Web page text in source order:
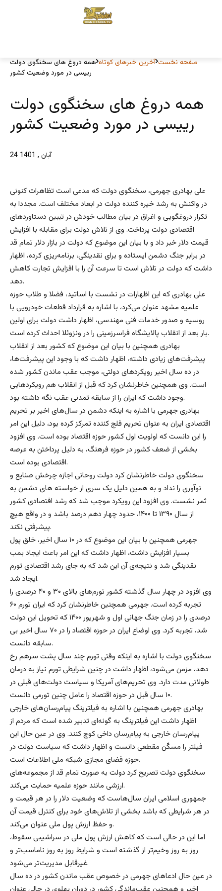
صفحه نخست آخرین خبرهای کوتاه همه دروغ های سخنگوی دولت
رییسی در مورد وضعیت کشور
همه دروغ های سخنگوی دولت
رییسی در مورد وضعیت کشور
24 آبان , 1401
علی بهادری جهرمی، سخنگوی دولت که مدعی است تظاهرات کنونی
در واکنش به رشد خیره کننده دولت در ابعاد مختلف است. مجددا به
تکرار دروغگویی و اغراق در بیان مطالب خودش در تببین دستاوردهای
اقتصادی دولت پرداخت. وی از تلاش دولت برای مقابله با افزایش
قیمت دلار خبر داد و با بیان این موضوع که دولت در بازار دلار تمام قد
در برابر جنگ دشمن ایستاده و برای نقدینگی، برنامه‌ریزی کرده، ‌اظهار
داشت که دولت در تلاش است تا سرعت آن را با افزایش تجارت کاهش
دهد.
علی بهادری که این اظهارات در نشست با اساتید، فضلا و طلاب حوزه
علمیه مشهد عنوان می‌کرد، با اشاره به قرارداد قطعات خودرویی با
روسیه و صدور خدمات فنی مهندسی، اظهار داشت دولت برای اولین
بار بعد از انقلاب پالایشگاه فراسرزمینی را در ونزوئلا احداث کرده است.
بهادری همچنین با بیان این موضوع که کشور بعد از انقلاب
پیشرفت‌های زیادی داشته، اظهار داشت که با وجود این پیشرفت‌ها،
در ده سال اخیر رویکردهای دولتی، موجب عقب ماندن کشور شده
است. وی همچنین خاطرنشان کرد که قبل از انقلاب هم رویکردهایی
وجود داشت که ایران را از سابقه تمدنی عقب نگه داشته بود.
بهادری جهرمی با اشاره به اینکه دشمن در سال‌های اخیر بر تحریم
اقتصادی ایران به عنوان تحریم فلج کننده تمرکز کرده بود، دلیل این امر
را این دانست که اولویت اول کشور حوزه اقتصاد بوده است. وی افزود
بخشی از ضعف کشور در حوزه فرهنگ، به دلیل پرداختن به عرصه
اقتصادی بوده است.
سخنگوی دولت خاطرنشان کرد دولت روحانی اجازه چرخش صنایع و
نوآوری را نداد و به همین دلیل یک سری از خواسته های دشمن به
ثمر نشست. وی افزود این رویکرد موجب شد که رشد افتصادی کشور
از سال ۱۳۹۰ تا ۱۴۰۰، حدود چهار دهم درصد باشد و در واقع هیچ
پیشرفتی نکند.
جهرمی همچنین با بیان این موضوع که در ۱۰ سال اخیر، خلق پول
بسیار افزایش داشت، اظهار داشت که این امر باعث ایجاد بمب
نقدینگی شد و نتیجه‌ی آن این شد که به جای رشد اقتصادی تورم
ایجاد شد.
وی افزود در چهار سال گذشته کشور تورم‌های بالای ۳۰ و ۴۰ درصدی را
تجربه کرده است. جهرمی همچنین خاطرنشان کرد که ایران تورم ۶۰
درصدی را در زمان جنگ جهانی اول و شهریور ۱۴۰۰ که تحویل این دولت
شد، تجربه کرد. وی اوضاع ایران در حوزه اقتصاد را در ۷۰ سال اخیر بی
سابقه دانست.
سخنگوی دولت با اشاره به اینکه وقتی تورم چند سال پشت سرهم رخ
دهد، مزمن می‌شود، اظهار داشت در چنین شرایطی تورم نیاز به درمان
طولانی مدت دارد. وی تحریم‌های آمریکا و سیاست دولت‌های قبلی در
۱۰ سال قبل در حوزه اقتصاد را عامل چنین تورمی دانست.
بهادری جهرمی همچنین با اشاره به فیلترینگ پیام‌رسان‌های خارجی
اظهار داشت این فیلترینگ به گونه‌ای تدبیر شده است که مردم از
پیام‌رسان خارجی به پیام‌رسان داخی کوچ کنند. وی در عین حال این
فیلتر را مسکّن مقطعی دانست و اظهار داشت که سیاست دولت در
حوزه فضای مجازی شبکه ملی اطلاعات است.
سخنگوی دولت تصریح کرد دولت به صورت تمام قد از مجموعه‌های
ارزشی مانند حوزه علمیه حمایت می‌کند.
جمهوری اسلامی ایران سال‌هاست که وضعیت دلار را در هر قیمت و
در هر شرایطی که باشد بخشی از تلاش‌های خود برای کنترل قیمت آن
و حفظ ارزش پول ملی عنوان می‌کند.
اما این در حالی است که کاهش ارزش پول ملی در سراشیبی سقوط،
روز به روز وخیم‌تر از گذشته است و شرایط روز به روز ناماسب‌تر و
غیرقابل مدیریت‌تر می‌شود.
در عین حال ادعاهای جهرمی در خصوص عقب ماندن کشور در ده سال